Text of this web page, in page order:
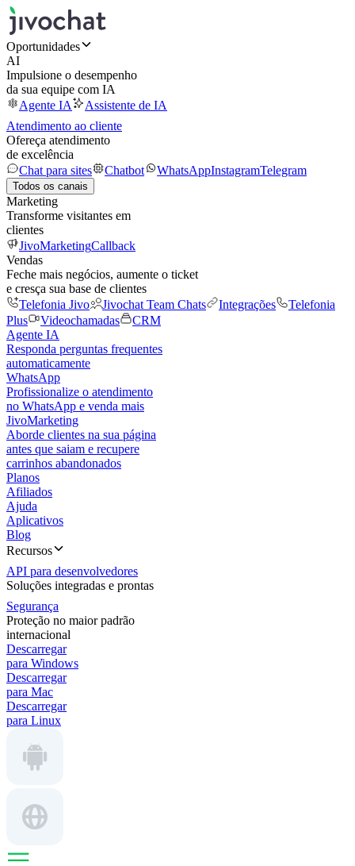
Oportunidades
AI
Impulsione o desempenho
da sua equipe com IA
Agente IA
Assistente de IA
Atendimento ao cliente
Ofereça atendimento
de excelência
Chat para sites
Chatbot WhatsAppInstagramTelegram
Todos os canais
Marketing
Transforme visitantes em
clientes
JivoMarketingCallback
Vendas
Feche mais negócios, aumente o ticket
e cresça sua base de clientes
Telefonia Jivo
Jivochat Team Chats Integrações
Telefonia
Plus
Videochamadas
CRM
Agente IA
Responda perguntas frequentes
automaticamente
WhatsApp
Profissionalize o atendimento
no WhatsApp e venda mais
JivoMarketing
Aborde clientes na sua página
antes que saiam e recupere
carrinhos abandonados
Planos
Afiliados
Ajuda
Aplicativos
Blog
Recursos
API para desenvolvedores
Soluções integradas e prontas
Segurança
Proteção no maior padrão
internacional
Descarregar
para Windows
Descarregar
para Mac
Descarregar
para Linux